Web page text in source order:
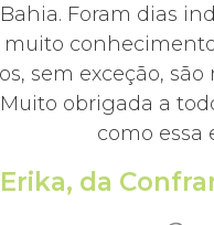
Foram dias
sem exceção,
obrigada a
como essa
Erika, da